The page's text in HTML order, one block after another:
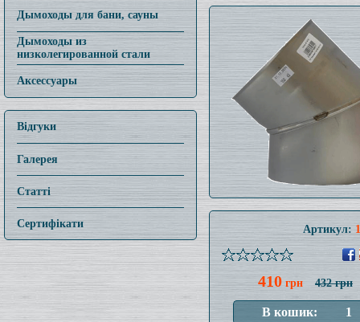
Дымоходы для бани, сауны
Дымоходы из
низколегированной стали
Аксессуары
Відгуки
Галерея
Статті
Сертифікати Артикул:
410 грн 432 грн